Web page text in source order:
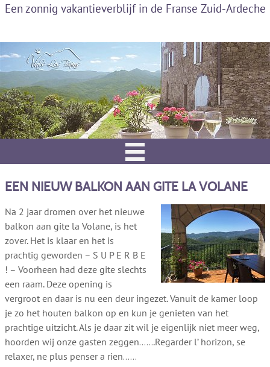
EEN NIEUW BALKON AAN GITE LA VOLANE
Na 2 jaar dromen over het nieuwe
balkon aan gite la Volane, is het
zover. Het is klaar en het is
prachtig geworden – S U P E R B E
! – Voorheen had deze gite slechts
een raam. Deze opening is
vergroot en daar is nu een deur ingezet. Vanuit de kamer loop
je zo het houten balkon op en kun je genieten van het
prachtige uitzicht. Als je daar zit wil je eigenlijk niet meer weg,
hoorden wij onze gasten zeggen…….Regarder l’ horizon, se
relaxer, ne plus penser a rien……
Een zonnig vakantieverblijf in de Franse Zuid-Ardeche